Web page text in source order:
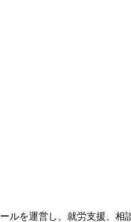
ルを運営し、就労支援、相